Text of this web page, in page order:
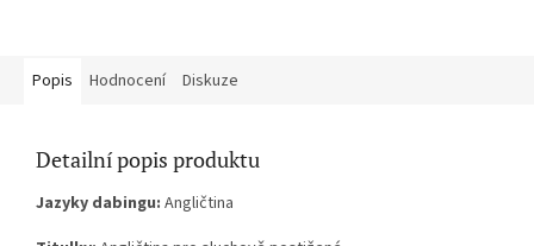
Popis Hodnocení Diskuze
Detailní popis produktu
Jazyky dabingu: Angličtina